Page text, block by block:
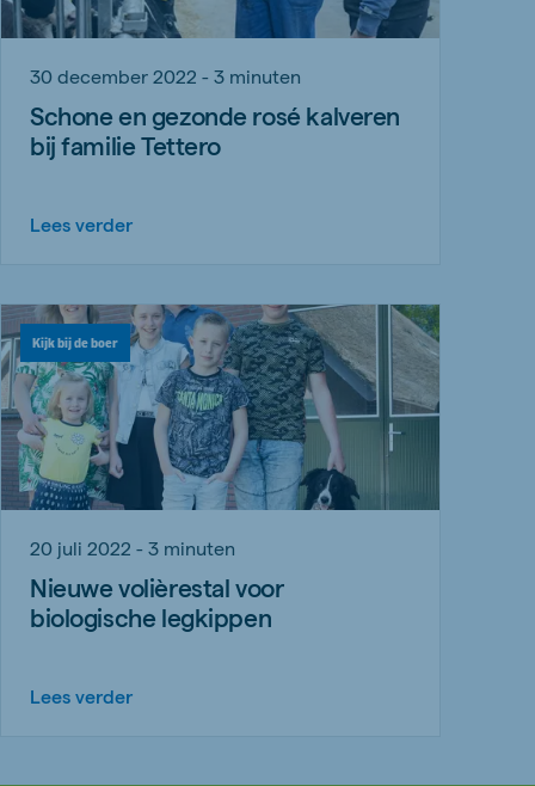
30 december 2022 - 3 minuten
Schone en gezonde rosé kalveren
bij familie Tettero
Lees verder
Kijk bij de boer
20 juli 2022 - 3 minuten
Nieuwe volièrestal voor
biologische legkippen
Lees verder